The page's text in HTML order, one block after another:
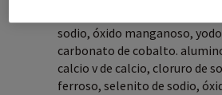
sodio, óxido manganoso,
carbonato de cobalto.
calcio v de calcio, cloruro de
ferroso, selenito de sodio,